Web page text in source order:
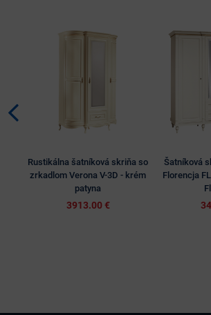
Rustikálna šatníková skriňa so
zrkadlom Verona V-3D - krém
patyna
3913.00 €
Šatníková
Florencja